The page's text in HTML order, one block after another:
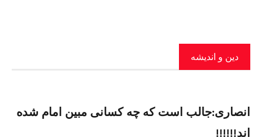
دین و اندیشه
انصاری:جالب است که چه کسانی مبین امام شده
اند!!!!!!